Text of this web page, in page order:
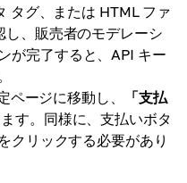
タグ、または HTML ファ
、販売者のモデレーシ
が完了すると、API キー
ージに移動し、
「支払
す。同様に、支払いボタ
クリックする必要があり